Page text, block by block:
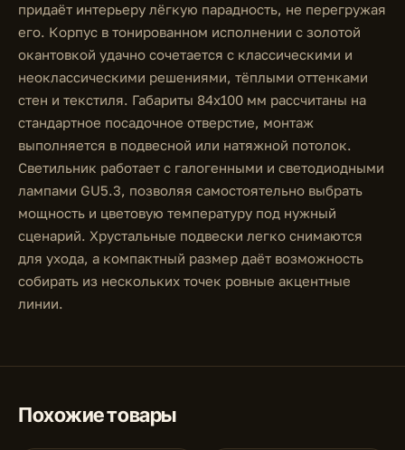
придаёт интерьеру лёгкую парадность, не перегружая
его. Корпус в тонированном исполнении с золотой
окантовкой удачно сочетается с классическими и
неоклассическими решениями, тёплыми оттенками
стен и текстиля. Габариты 84x100 мм рассчитаны на
стандартное посадочное отверстие, монтаж
выполняется в подвесной или натяжной потолок.
Светильник работает с галогенными и светодиодными
лампами GU5.3, позволяя самостоятельно выбрать
мощность и цветовую температуру под нужный
сценарий. Хрустальные подвески легко снимаются
для ухода, а компактный размер даёт возможность
собирать из нескольких точек ровные акцентные
линии.
Похожие товары